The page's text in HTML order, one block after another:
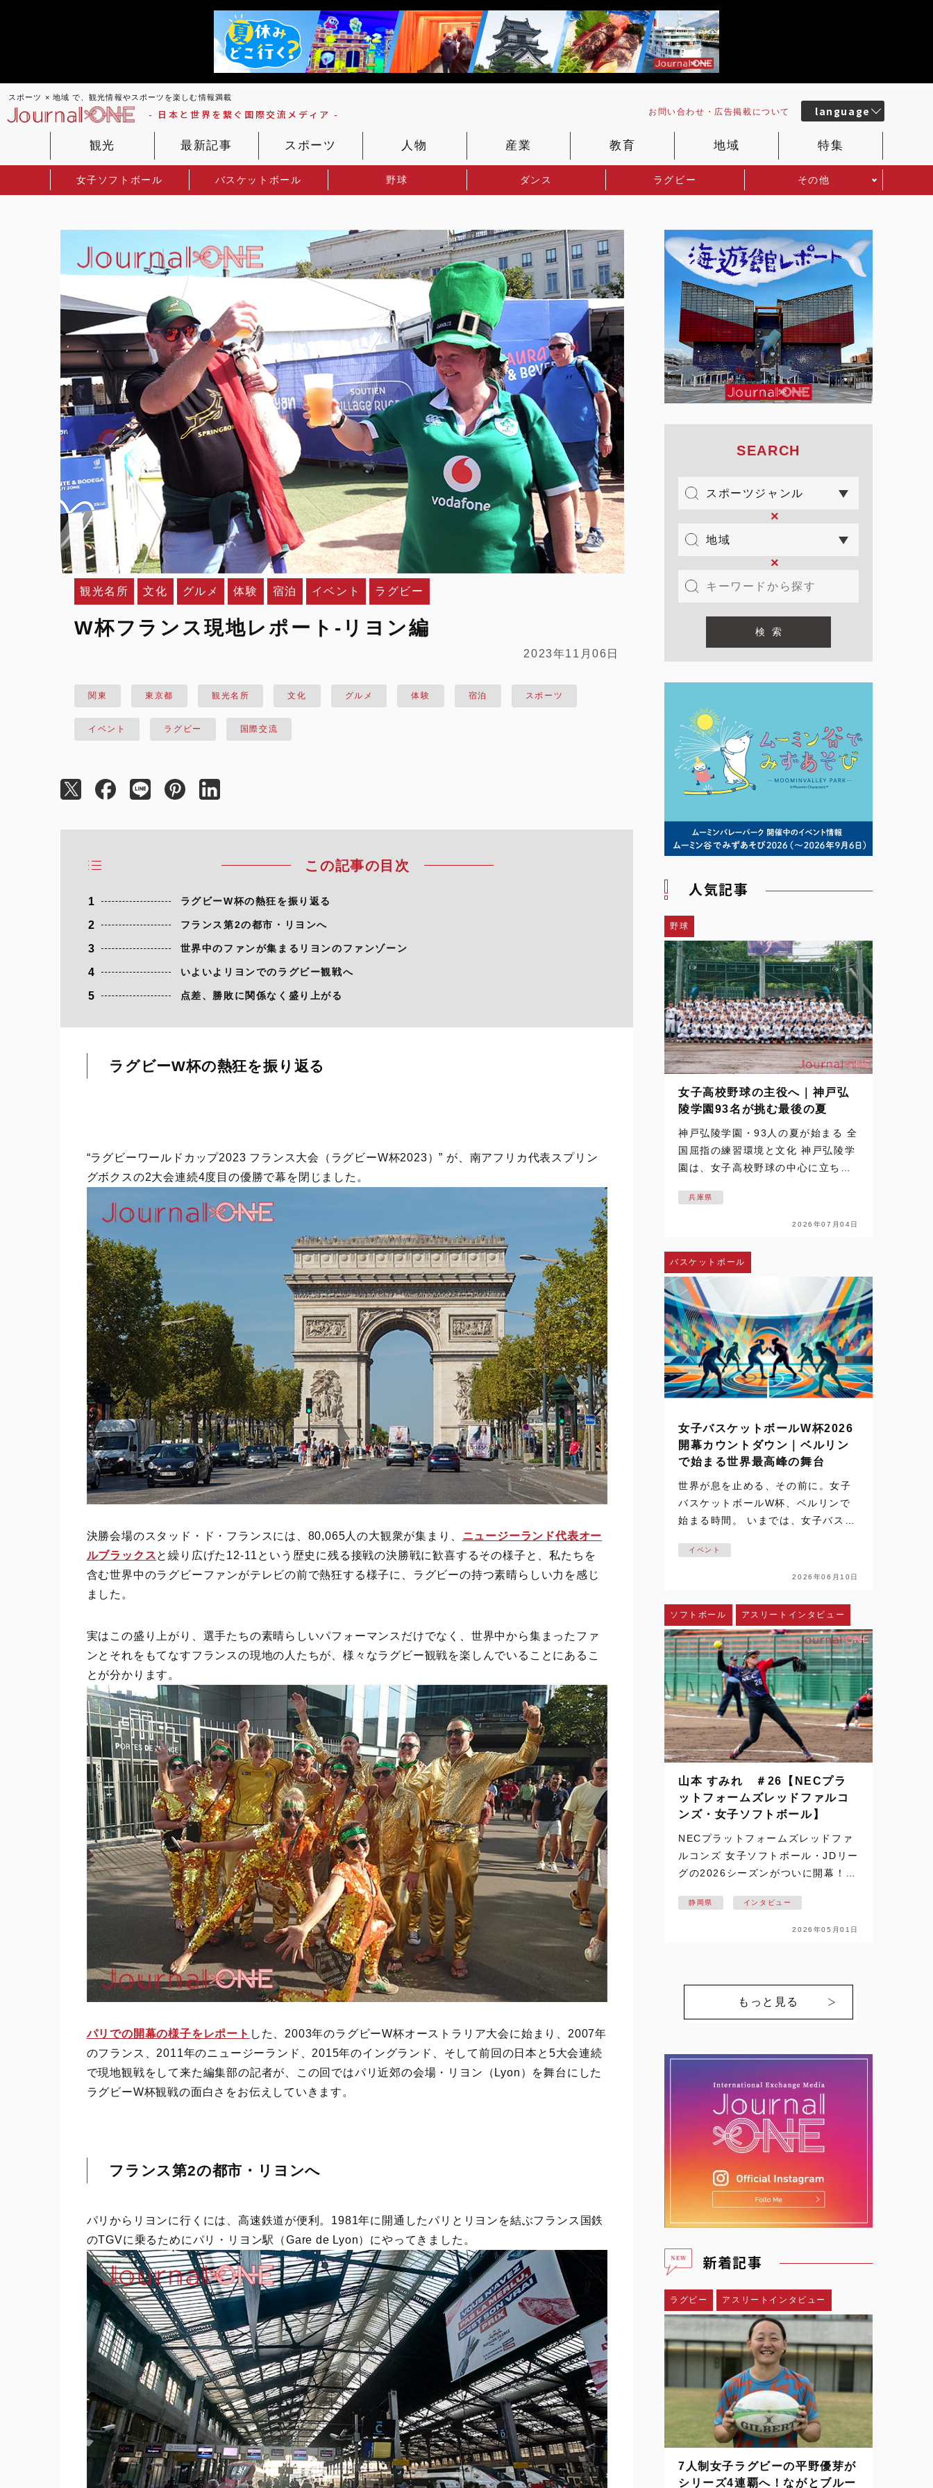
スポーツ × 地域 で、観光情報やスポーツを楽しむ情報満載
- 日本と世界を繋ぐ国際交流メディア - お問い合わせ・ 広告掲載 について language
観光 最新記事 スポーツ 人物 産業 教育 地域 特集
女子ソフトボール バスケットボール 野球 ダンス ラグビー その他
観光名所 文化 グルメ 体験 宿泊 イベント ラグビー
W杯フランス現地レポート-リヨン編
2023年11月06日
関東 東京都 観光名所 文化 グルメ 体験 宿泊 スポーツ
イベント ラグビー 国際交流
この記事の目次
1 ラグビーW杯の熱狂を振り返る
2 フランス第2の都市・リヨンへ
3 世界中のファンが集まるリヨンのファンゾーン
4 いよいよリヨンでのラグビー観戦へ
5 点差、勝敗に関係なく盛り上がる
ラグビーW杯の熱狂を振り返る
“ラグビーワールドカップ2023 フランス大会（ラグビーW杯2023）” が、南アフリカ代表スプリン
グボクスの2大会連続4度目の優勝で幕を閉じました。
決勝会場のスタッド・ド・フランスには、80,065人の大観衆が集まり、 ニュージーランド代表オー
ルブラックスと繰り広げた12-11という歴史に残る接戦の決勝戦に歓喜するその様子と、私たちを
含む世界中のラグビーファンがテレビの前で熱狂する様子に、ラグビーの持つ素晴らしい力を感じ
ました。
実はこの盛り上がり、選手たちの素晴らしいパフォーマンスだけでなく、世界中から集まったファ
ンとそれをもてなすフランスの現地の人たちが、様々なラグビー観戦を楽しんでいることにあるこ
とが分かります。
パリでの開幕の様子をレポート した、2003年のラグビーW杯オーストラリア大会に始まり、2007年
のフランス、2011年のニュージーランド、2015年のイングランド、そして前回の日本と5大会連続
で現地観戦をして来た編集部の記者が、この回ではパリ近郊の会場・リヨン（Lyon）を舞台にした
ラグビーW杯観戦の面白さをお伝えしていきます。
フランス第2の都市・リヨンへ
パリからリヨンに行くには、高速鉄道が便利。1981年に開通したパリとリヨンを結ぶフランス国鉄
のTGVに乗るためにパリ・リヨン駅（Gare de Lyon）にやってきました。
SEARCH
×
×
人気記事
野球
女子高校野球の主役へ｜神戸弘
陵学園93名が挑む最後の夏
神戸弘陵学園・93人の夏が始まる 全
国屈指の練習環境と文化 神戸弘陵学
園は、女子高校野球の中心に立ち続
の夏を追った取材は、梅雨空の下で
始まった。通常なら練習の中止や縮
し、神戸弘陵学園の…
兵庫県
2026年07月04日
バスケットボール
女子バスケットボールW杯2026
開幕カウントダウン｜ベルリン
で始まる世界最高峰の舞台
世界が息を止める、その前に。女子
バスケットボールW杯、ベルリンで
始まる時間。 いまでは、女子バスケ
配信、SNSを通じて日常の風景にな
った。ハイライトや切り取られた一
る。さらに、時差のある国か…
イベント
2026年06月10日
ソフトボール アスリートインタビュー
山本 すみれ ＃26【NECプラ
ットフォームズレッドファルコ
ンズ・女子ソフトボール】
NECプラットフォームズレッドファ
ルコンズ 女子ソフトボール・JDリー
グの2026シーズンがついに開幕！！
の日本一を目指す【NECプラットフ
ォームズレッドファルコンズ】の戦
静岡県 インタビュー
2026年05月01日
もっと見る
新着記事
ラグビー アスリートインタビュー
7人制女子ラグビーの平野優芽が
シリーズ4連覇へ！ながとブルー